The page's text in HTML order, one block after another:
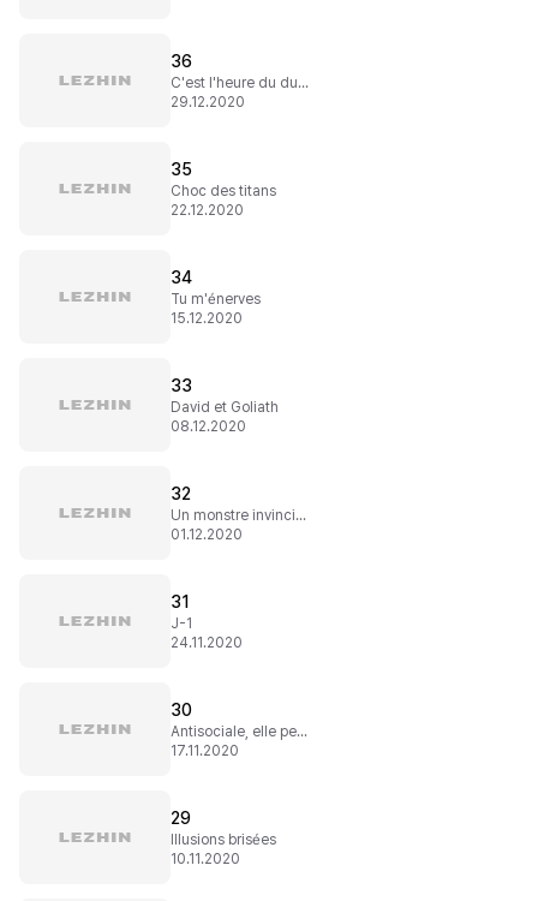
36
C'est l'heure du duel !
29.12.2020
35
Choc des titans
22.12.2020
34
Tu m'énerves
15.12.2020
33
David et Goliath
08.12.2020
32
Un monstre invincible
01.12.2020
31
J-1
24.11.2020
30
Antisociale, elle perd son sang froid
17.11.2020
29
Illusions brisées
10.11.2020